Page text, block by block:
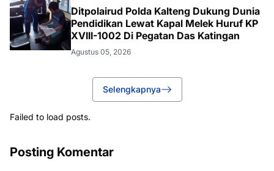
Ditpolairud Polda Kalteng Dukung Dunia
Pendidikan Lewat Kapal Melek Huruf KP
XVIII-1002 Di Pegatan Das Katingan
Agustus 05, 2026
Selengkapnya
Failed to load posts.
Posting Komentar